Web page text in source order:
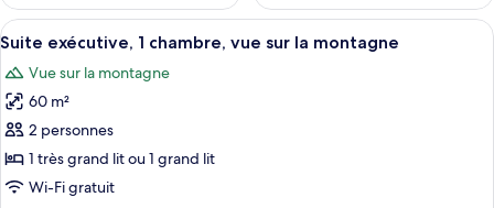
Afficher
toutes
les
photos
pour
ce
type
Une chambre d’hôtel dotée d’une
6
Suite exécutive, 1 chambre, vue sur la montagne
Vue sur la montagne
60 m²
2 personnes
1 très grand lit ou 1 grand lit
Wi-Fi gratuit